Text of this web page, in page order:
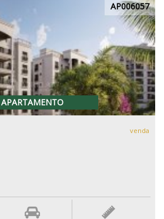
AP006057
APARTAMENTO
venda